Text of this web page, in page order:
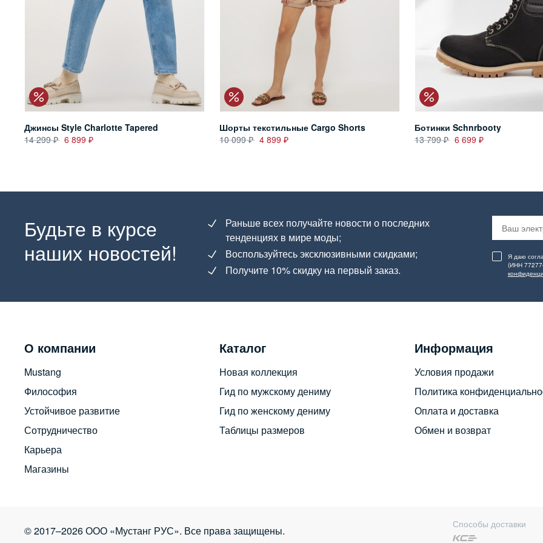
Джинсы Style Charlotte Tapered
14 299
6 899
Шорты текстильные Cargo Shorts
10 099
4 899
Ботинки Schnrbooty
13 799
6 699
Будьте в курсе
наших новостей!
Раньше всех получайте новости о последних
тенденциях в мире моды;
Воспользуйтесь эксклюзивными скидками;
Получите 10% скидку на первый заказ.
Я даю
(ИНН
О компании
Mustang
Философия
Устойчивое развитие
Сотрудничество
Карьера
Магазины
Каталог
Новая коллекция
Гид по мужскому дениму
Гид по женскому дениму
Таблицы размеров
Информация
Условия продажи
Политика
Оплата и доставка
Обмен и возврат
© 2017–2026 ООО «Мустанг РУС». Все права защищены. Способы доставки